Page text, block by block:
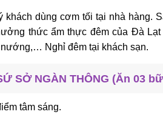
khách dùng cơm tối tại nhà hàng.
thức ẩm thực đêm của Đà
Nghỉ đêm tại khách sạn.
SỞ NGÀN THÔNG (Ăn 03
tâm sáng.